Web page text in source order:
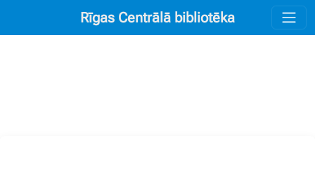
Rīgas Centrālā bibliotēka